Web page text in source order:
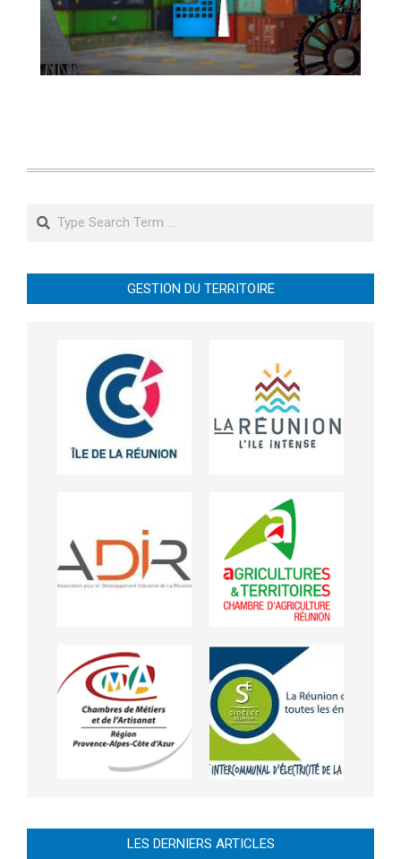
GESTION DU TERRITOIRE
LES DERNIERS ARTICLES